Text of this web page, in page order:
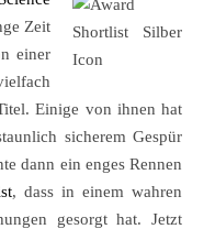
Zeit
einer
Einige von ihnen hat
sicherem Gespür
dann ein enges Rennen
, dass in einem wahren
gesorgt hat. Jetzt